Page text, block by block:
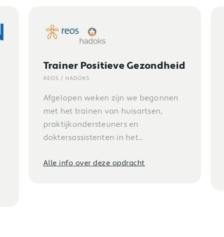
Procesbegeleider Acute Zorg
in de (veiligheids)regio
HZK
als procesbegeleider Acute Zorg in de
Alle info over deze opdracht